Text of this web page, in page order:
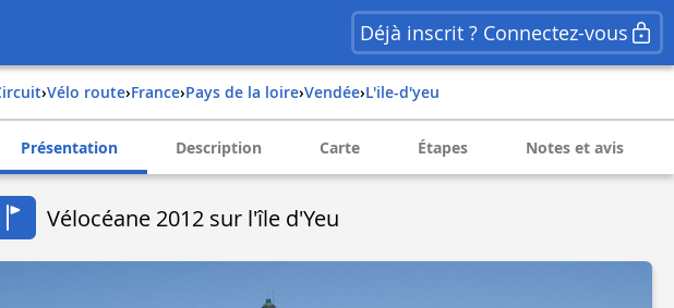
Déjà inscrit ? Connectez-vous
Circuit› Vélo route› france› pays de la loire› vendée› l'ile-d'yeu
Présentation Description Carte Étapes Notes et avis
Vélocéane 2012 sur l'île d'Yeu